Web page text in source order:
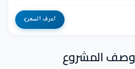
اعرف السعر
وصف المشروع